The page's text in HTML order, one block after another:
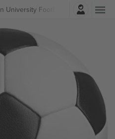
University Football Билети
Најави се